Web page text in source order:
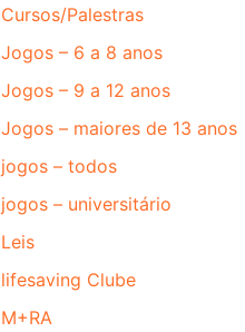
Cursos/Palestras
Jogos – 6 a 8 anos
Jogos – 9 a 12 anos
Jogos – maiores de 13 anos
jogos – todos
jogos – universitário
Leis
lifesaving Clube
M+RA